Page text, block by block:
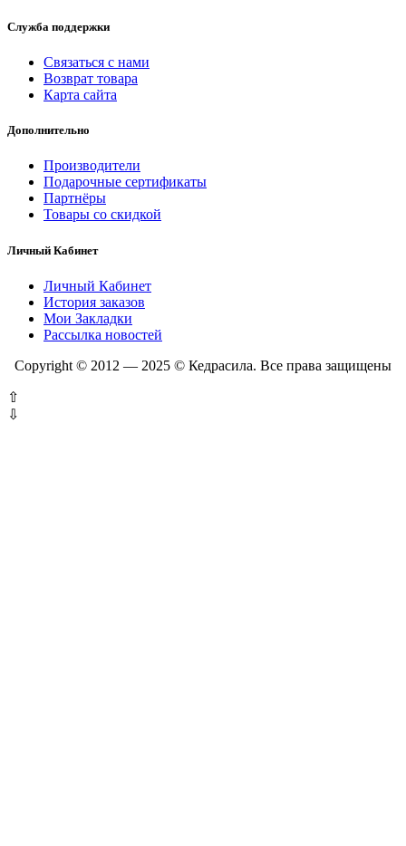
Служба поддержки
Связаться с нами
Возврат товара
Карта сайта
Дополнительно
Производители
Подарочные сертификаты
Партнёры
Товары со скидкой
Личный Кабинет
Личный Кабинет
История заказов
Мои Закладки
Рассылка новостей
Copyright © 2012 — 2025 © Кедрасила. Все права защищены
⇧
⇩